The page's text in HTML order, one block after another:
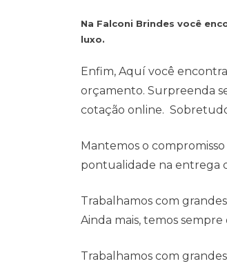
Na Falconi Brindes você
luxo.
Enfim, Aquí você
orçamento. Surpreenda
cotação online.
Mantemos o
pontualidade na entrega
Trabalhamos com grandes
Ainda mais, temos
Trabalhamos com grandes